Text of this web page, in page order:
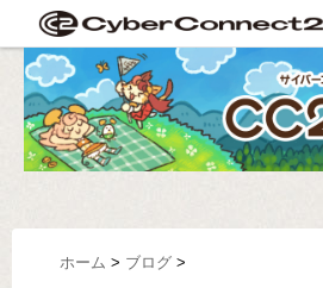
ホーム > ブログ >